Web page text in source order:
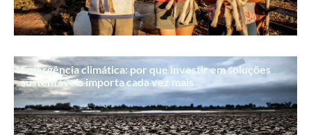
Emergência climática: por que investir em soluções
sustentáveis importa cada vez mais